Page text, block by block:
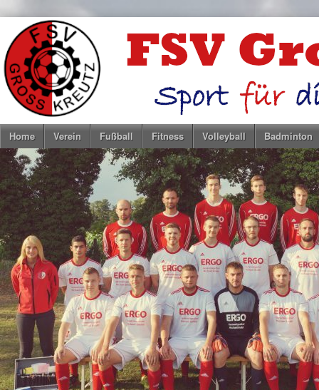
Home Verein Fußball Fitness Volleyball Badminton